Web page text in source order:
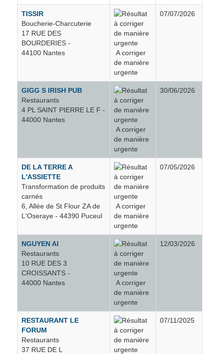
Joué-sur-Erdre 10
Juigné-des-Moutiers
La Bernerie-en-Retz
La Boissière-du-Doré
La Chapelle-Heulin
La Chapelle-Launay
La Chapelle-des-Marais 20
La Chapelle-sur-Erdre
La Chevrolière
La Haie-Fouassière
TISSIR
Boucherie-Charcuterie
17 RUE DES
BOURDERIES -
44100 Nantes
A corriger
de manière
urgente
07/07/2026
GIGG S IRISH PUB
Restaurants
4 PL SAINT PIERRE LE F -
44000 Nantes
A corriger
de manière
urgente
30/06/2026
DE LA TERRE A
L'ASSIETTE
Transformation de produits
carnés
6, Allée de St Flour ZA de
L'Oseraye - 44390 Puceul
A corriger
de manière
urgente
07/05/2026
NGUYEN AI
Restaurants
10 RUE DES 3
CROISSANTS -
44000 Nantes
A corriger
de manière
urgente
12/03/2026
RESTAURANT LE
FORUM
Restaurants
37 RUE DE L
07/11/2025